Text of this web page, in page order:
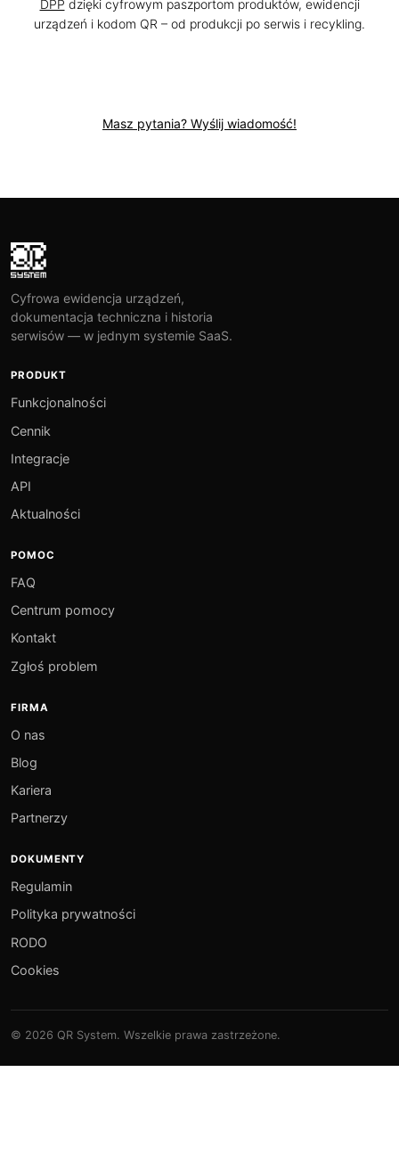
DPP dzięki cyfrowym paszportom produktów, ewidencji
urządzeń i kodom QR – od produkcji po serwis i recykling.
Masz pytania? Wyślij wiadomość!
Cyfrowa ewidencja urządzeń,
dokumentacja techniczna i historia
serwisów — w jednym systemie SaaS.
PRODUKT
Funkcjonalności
Cennik
Integracje
API
Aktualności
POMOC
FAQ
Centrum pomocy
Kontakt
Zgłoś problem
FIRMA
O nas
Blog
Kariera
Partnerzy
DOKUMENTY
Regulamin
Polityka prywatności
RODO
Cookies
© 2026 QR System. Wszelkie prawa zastrzeżone.